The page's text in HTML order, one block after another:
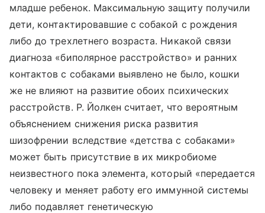
младше ребенок. Максимальную защиту получили
дети, контактировавшие с собакой с рождения
либо до трехлетнего возраста. Никакой связи
диагноза «биполярное расстройство» и ранних
контактов с собаками выявлено не было, кошки
же не влияют на развитие обоих психических
расстройств. Р. Йолкен считает, что вероятным
объяснением снижения риска развития
шизофрении вследствие «детства с собаками»
может быть присутствие в их микробиоме
неизвестного пока элемента, который «передается
человеку и меняет работу его иммунной системы
либо подавляет генетическую